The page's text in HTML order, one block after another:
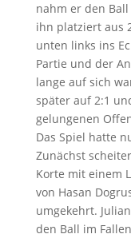
nahm er den
ihn platziert aus
unten links ins
Partie und der
lange auf sich
später auf 2:1
gelungenen
Das Spiel hatte
Zunächst
Korte mit einem
von Hasan
umgekehrt.
den Ball im